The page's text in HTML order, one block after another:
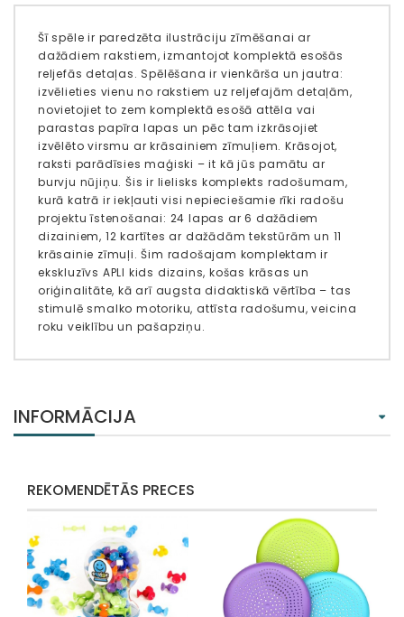
Šī spēle ir paredzēta ilustrāciju zīmēšanai ar
dažādiem rakstiem, izmantojot komplektā esošās
reljefās detaļas. Spēlēšana ir vienkārša un jautra:
izvēlieties vienu no rakstiem uz reljefajām detaļām,
novietojiet to zem komplektā esošā attēla vai
parastas papīra lapas un pēc tam izkrāsojiet
izvēlēto virsmu ar krāsainiem zīmuļiem. Krāsojot,
raksti parādīsies maģiski – it kā jūs pamātu ar
burvju nūjiņu. Šis ir lielisks komplekts radošumam,
kurā katrā ir iekļauti visi nepieciešamie rīki radošu
projektu īstenošanai: 24 lapas ar 6 dažādiem
dizainiem, 12 kartītes ar dažādām tekstūrām un 11
krāsainie zīmuļi. Šim radošajam komplektam ir
ekskluzīvs APLI kids dizains, košas krāsas un
oriģinalitāte, kā arī augsta didaktiskā vērtība – tas
stimulē smalko motoriku, attīsta radošumu, veicina
roku veiklību un pašapziņu.
INFORMĀCIJA
REKOMENDĒTĀS PRECES